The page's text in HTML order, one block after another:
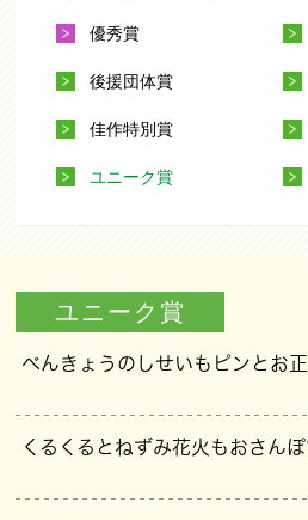
優秀賞
後援団体賞
佳作特別賞
ユニーク賞
ユニーク賞
べんきょうのしせいもピンとお正
くるくるとねずみ花火もおさんぽ